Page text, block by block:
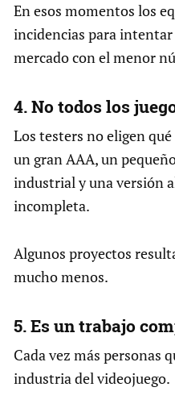
En esos momentos los
incidencias para intentar
mercado con el menor
4. No todos los
Los testers no eligen
un gran AAA, un
industrial y una versión
incompleta.
Algunos proyectos
mucho menos.
5. Es un trabajo
Cada vez más personas
industria del videojuego.